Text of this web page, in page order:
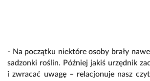
- Na początku niektóre osoby brały
sadzonki roślin. Później jakiś urzędnik
i zwracać uwagę – relacjonuje nasz